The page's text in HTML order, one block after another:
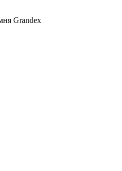
Grandex